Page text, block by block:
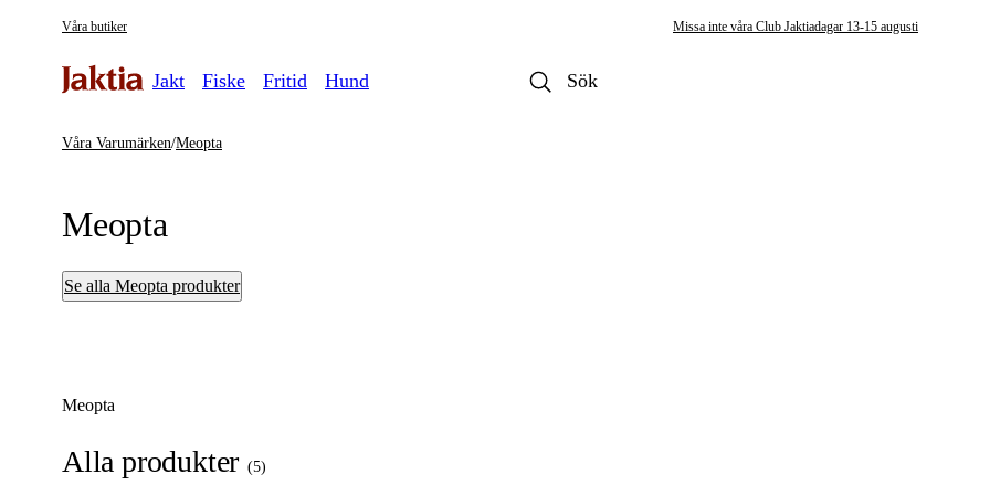
Våra butiker Missa inte våra Club Jaktiadagar 13-15 augusti
Jakt Fiske Fritid Hund
Våra Varumärken/Meopta
Meopta
Se alla Meopta produkter
Meopta
Alla produkter (5)